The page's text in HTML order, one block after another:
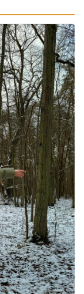
पहुंच मार्ग
के 5 बेहतरीन